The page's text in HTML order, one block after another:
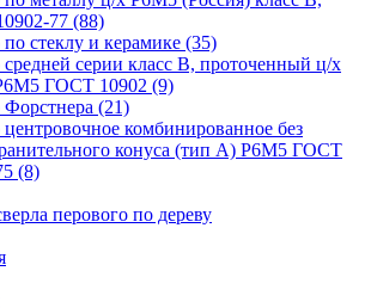
77 (88)
стеклу и керамике (35)
серии класс В, проточенный ц/х
ГОСТ 10902 (9)
(21)
комбинированное без
конуса (тип А) Р6М5 ГОСТ
(8)
перового по дереву